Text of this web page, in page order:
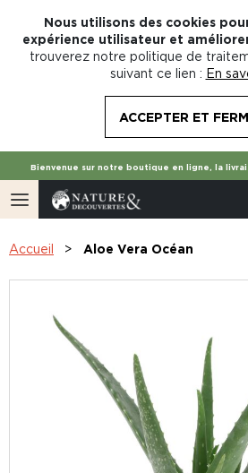
Nous utilisons des cookies
expérience utilisateur et
trouverez notre politique de
suivant ce lien : En
ACCEPTER ET
Bienvenue sur notre boutique en ligne, la
Accueil Aloe Vera Océan